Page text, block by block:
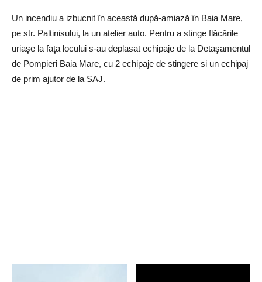
Un incendiu a izbucnit în această după-amiază în Baia Mare,
pe str. Paltinisului, la un atelier auto. Pentru a stinge flăcările
uriaşe la faţa locului s-au deplasat echipaje de la Detaşamentul
de Pompieri Baia Mare, cu 2 echipaje de stingere si un echipaj
de prim ajutor de la SAJ.